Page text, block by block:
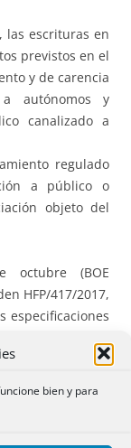
bien y para
las escrituras en
previstos en el
y de carencia
autónomos y
canalizado a
regulado
a público o
objeto del
(BOE
HFP/417/2017,
especificaciones
electrónica de la